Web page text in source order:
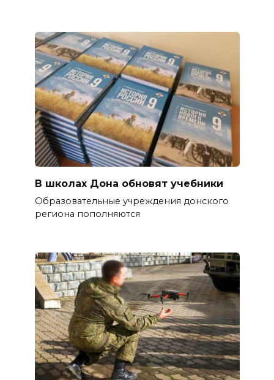
В школах Дона обновят учебники
Образовательные учреждения донского
региона пополняются